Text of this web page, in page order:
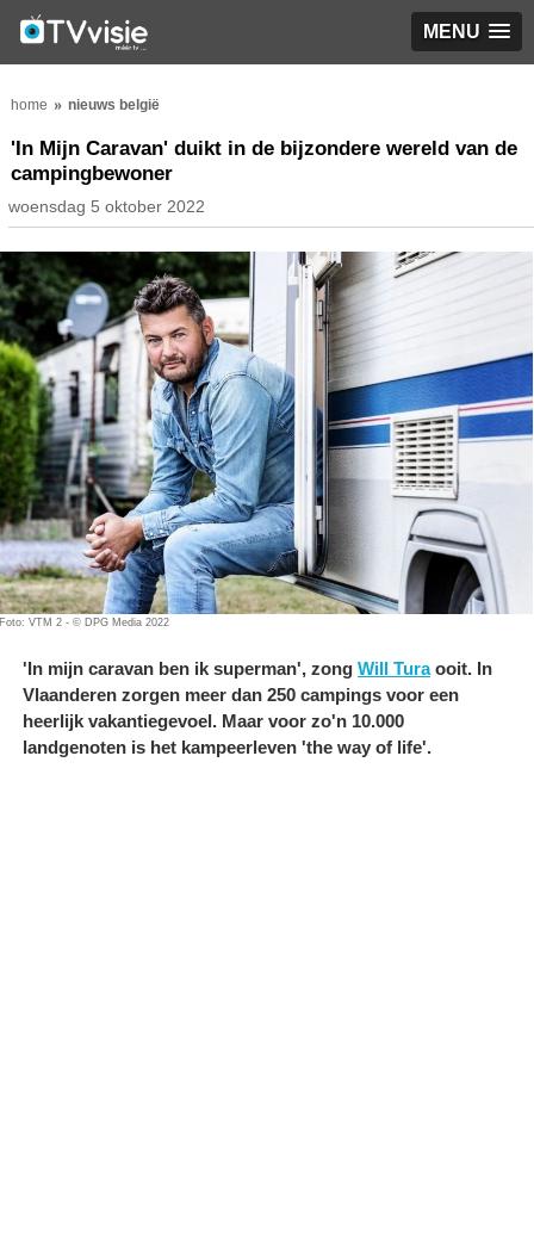
MENU
home nieuws belgië
'In Mijn Caravan' duikt in de bijzondere wereld van de
campingbewoner
woensdag 5 oktober 2022
Foto: VTM 2 - © DPG Media 2022
'In mijn caravan ben ik superman', zong Will Turaooit. In
Vlaanderen zorgen meer dan 250 campings voor een
heerlijk vakantiegevoel. Maar voor zo'n 10.000
landgenoten is het kampeerleven 'the way of life'.